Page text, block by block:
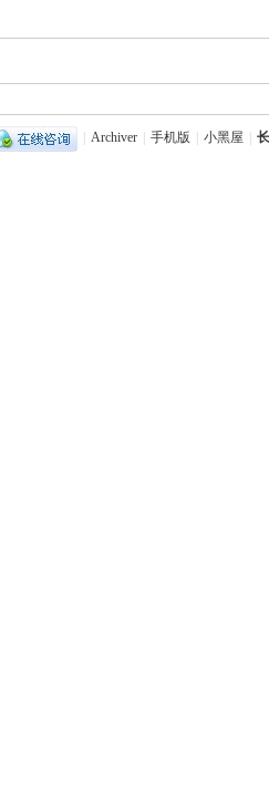
Archiver 手机版 小黑屋